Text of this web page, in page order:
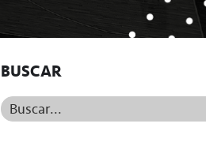
BUSCAR
Buscar...